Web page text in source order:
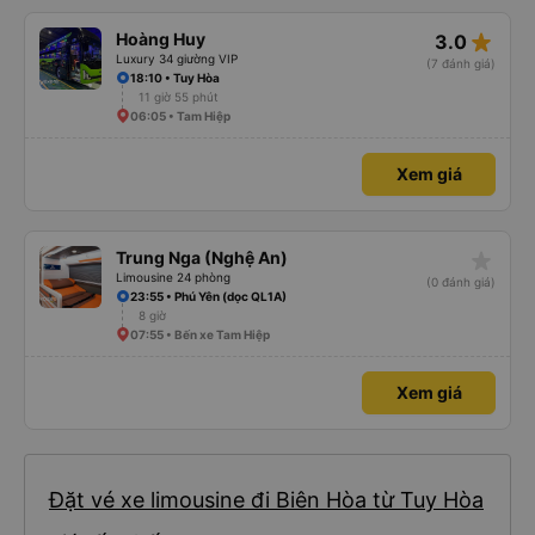
Hoàng Huy
Luxury 34 giường VIP
3.0 star_rate
(7 đánh giá)
18:10 • Tuy Hòa
11 giờ 55 phút
06:05 • Tam Hiệp
Xem giá
Trung Nga (Nghệ An)
Limousine 24 phòng
(0 đánh giá)
23:55 • Phú Yên (dọc QL1A)
8 giờ
07:55 • Bến xe Tam Hiệp
Xem giá
Đặt vé xe limousine đi Biên Hòa từ Tuy Hòa